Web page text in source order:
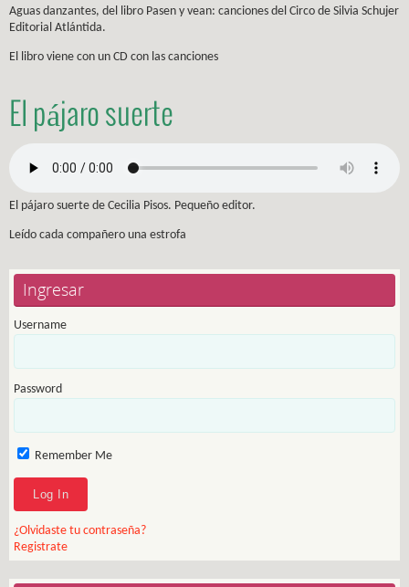
Aguas danzantes, del libro Pasen y vean: canciones del Circo de Silvia Schujer
Editorial Atlántida.
El libro viene con un CD con las canciones
El pájaro suerte
El pájaro suerte de Cecilia Pisos. Pequeño editor.
Leído cada compañero una estrofa
Ingresar
Username
Password
Remember Me
¿Olvidaste tu contraseña?
Registrate